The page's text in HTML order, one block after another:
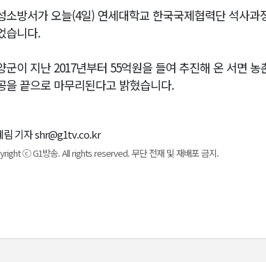
소방서가 오늘(4일) 연세대학교 한국국제협력단 석사
습니다.
군이 지난 2017년부터 55억원을 들여 추진해 온 서면
을 끝으로 마무리된다고 밝혔습니다.
림 기자 shr@g1tv.co.kr
ⓒ G1방송. All rights reserved. 무단 전재 및 재배포 금지.